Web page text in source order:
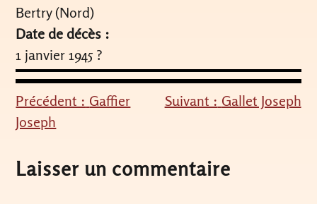
Bertry (Nord)
Date de décès :
1 janvier 1945 ?
Navigation
de
l’article
Précédent : Gaffier
Joseph
Suivant : Gallet Joseph
Laisser un commentaire